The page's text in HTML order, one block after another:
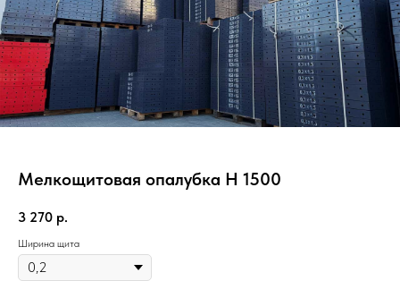
Мелкощитовая опалубка Н 1500
3 270 р.
Ширина щита